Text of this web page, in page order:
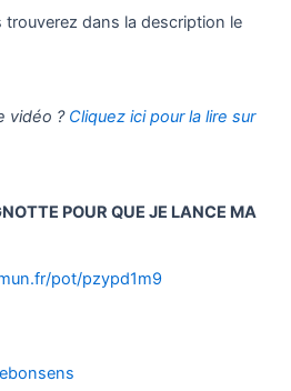
trouverez dans la description le
vidéo ? Cliquez ici pour la lire sur
POUR QUE JE LANCE MA
pot/pzypd1m9